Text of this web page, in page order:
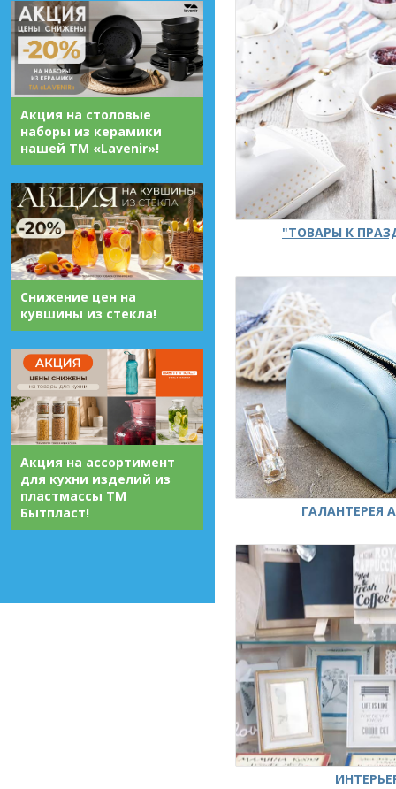
Акция на столовые
наборы из керамики
нашей ТМ «Lavenir»!
Снижение цен на
кувшины из стекла!
Акция на ассортимент
для кухни изделий из
пластмассы ТМ
Бытпласт!
"ТОВАРЫ К
ГАЛАНТЕРЕЯ